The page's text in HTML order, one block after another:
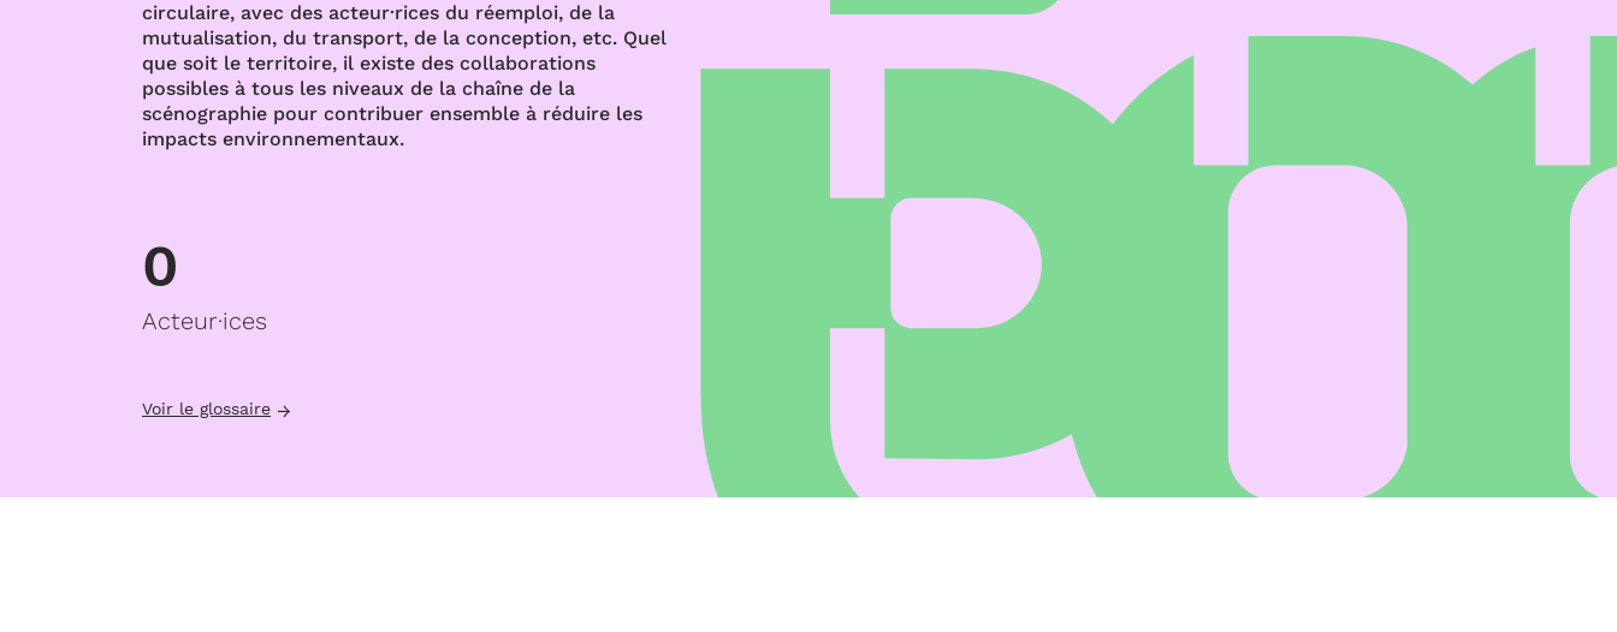
circulaire, avec des acteur·rices du réemploi, de la
mutualisation, du transport, de la conception, etc. Quel
que soit le territoire, il existe des collaborations
possibles à tous les niveaux de la chaîne de la
scénographie pour contribuer ensemble à réduire les
impacts environnementaux.
0
Acteur·ices
Voir le glossaire